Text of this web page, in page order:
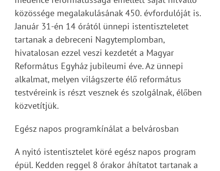
közössége megalakulásának 450. évfordulóját is.
Január 31-én 14 órától ünnepi istentiszteletet
tartanak a debreceni Nagytemplomban,
hivatalosan ezzel veszi kezdetét a Magyar
Református Egyház jubileumi éve. Az ünnepi
alkalmat, melyen világszerte élő református
testvéreink is részt vesznek és szolgálnak, élőben
közvetítjük.
Egész napos programkínálat a belvárosban
A nyitó istentisztelet köré egész napos program
épül. Kedden reggel 8 órakor áhítatot tartanak a